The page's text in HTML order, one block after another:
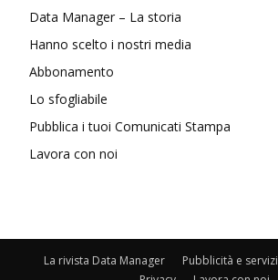
Data Manager – La storia
Hanno scelto i nostri media
Abbonamento
Lo sfogliabile
Pubblica i tuoi Comunicati Stampa
Lavora con noi
La rivista Data Manager Pubblicità e servizi